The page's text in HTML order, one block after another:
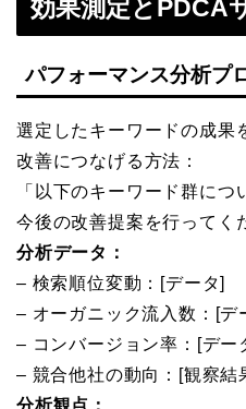
効果測定とPDCA
パフォーマンス分析プ
選定したキーワードの成果
改善につなげる方法：
「以下のキーワード群に
今後の改善提案を行ってく
分析データ：
– 検索順位変動：[データ]
– オーガニック流入数：[デ
– コンバージョン率：[デー
– 競合他社の動向：[観察結
分析観点：